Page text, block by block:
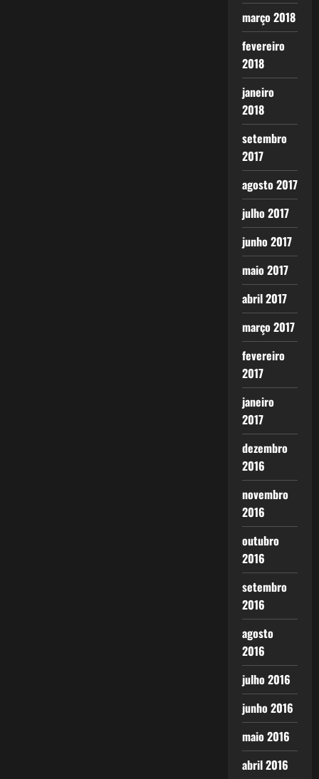
março 2018
fevereiro
2018
janeiro
2018
setembro
2017
agosto 2017
julho 2017
junho 2017
maio 2017
abril 2017
março 2017
fevereiro
2017
janeiro
2017
dezembro
2016
novembro
2016
outubro
2016
setembro
2016
agosto
2016
julho 2016
junho 2016
maio 2016
abril 2016